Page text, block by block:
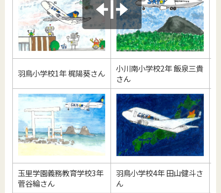
羽鳥小学校1年 梶陽葵さん
小川南小学校2年 飯泉三貴
さん
玉里学園義務教育学校3年
菅谷綸さん
羽鳥小学校4年 田山健斗さ
ん